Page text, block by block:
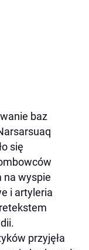
baz
się
na wyspie
i artyleria
przyjęła